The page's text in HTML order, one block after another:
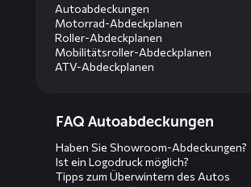
Autoabdeckungen
Motorrad-Abdeckplanen
Roller-Abdeckplanen
Mobilitätsroller-Abdeckplanen
ATV-Abdeckplanen
menusFAQ Autoabdeckungen
Haben Sie Showroom-Abdeckungen?
Ist ein Logodruck möglich?
Tipps zum Überwintern des Autos